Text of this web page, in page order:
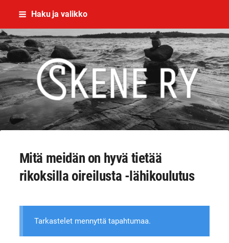
Siirry
sisältöön
Haku ja valikko
Skene - yhdessä rikoksettomaan
Mitä meidän on hyvä tietää
rikoksilla oireilusta -lähikoulutus
Tarkastelet mennyttä tapahtumaa.